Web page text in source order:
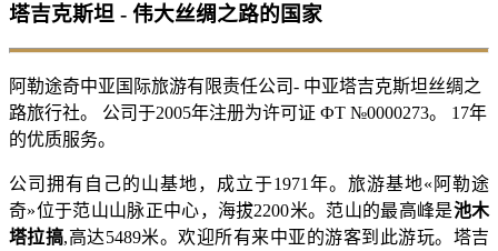
塔吉克斯坦 - 伟大丝绸之路的国家
阿勒途奇中亚国际旅游有限责任公司- 中亚塔吉克斯坦丝绸之
路旅行社。 公司于2005年注册为许可证 ФТ №0000273。 17年
的优质服务。
公司拥有自己的山基地，成立于1971年。旅游基地«阿勒途
奇»位于范山山脉正中心，海拔2200米。范山的最高峰是池木
塔拉搞,高达5489米。欢迎所有来中亚的游客到此游玩。塔吉